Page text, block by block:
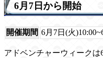
6月7日から開始
開催期間 6月7日(火
アドベンチャーウィーク